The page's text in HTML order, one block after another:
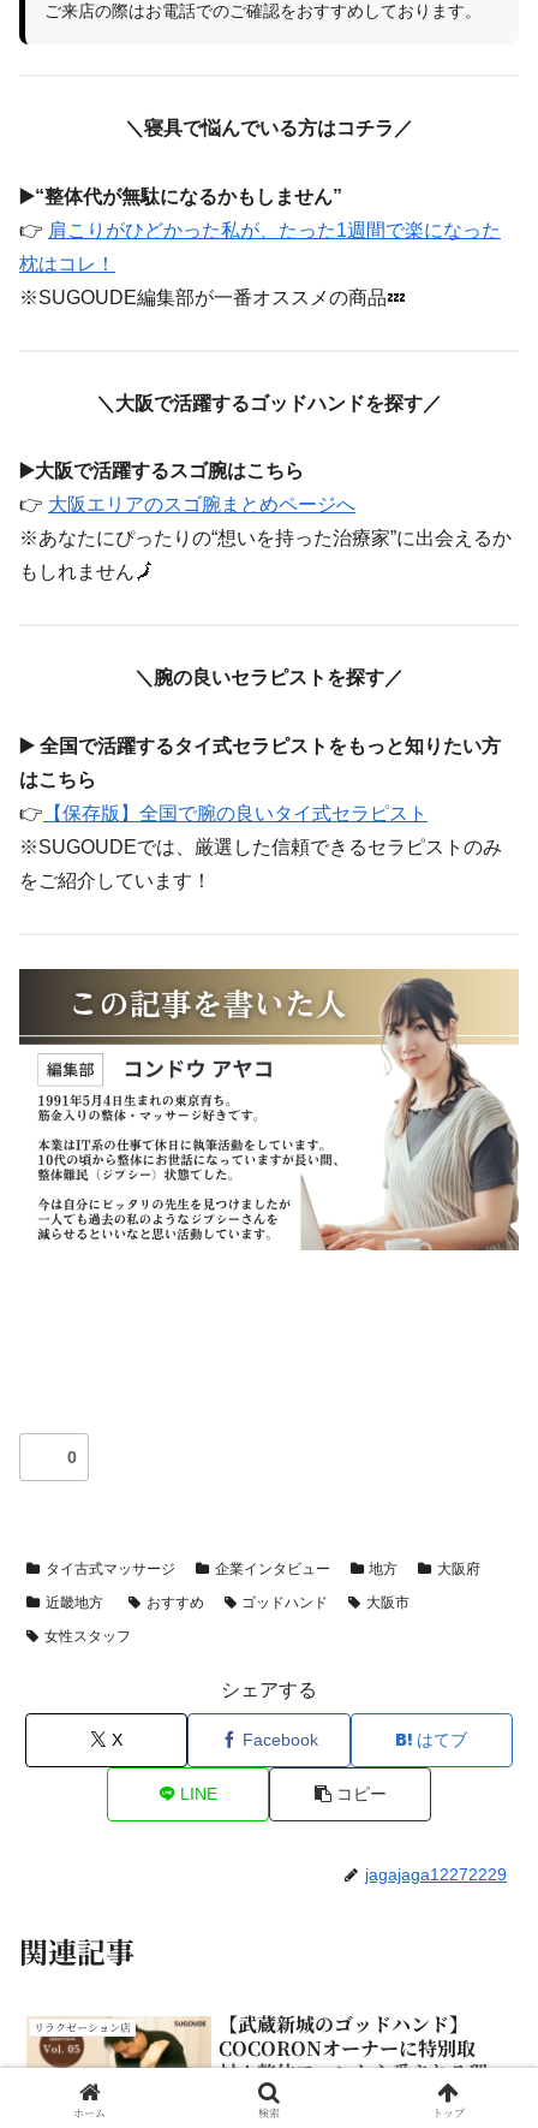
ご来店の際はお電話でのご確認をおすすめしております。
＼寝具で悩んでいる方はコチラ／
▶️“整体代が無駄になるかもしません”
👉 肩こりがひどかった私が、たった1週間で楽になった
枕はコレ！
※SUGOUDE編集部が一番オススメの商品💤
＼大阪で活躍するゴッドハンドを探す／
▶️大阪で活躍するスゴ腕はこちら
👉 大阪エリアのスゴ腕まとめページへ
※あなたにぴったりの“想いを持った治療家”に出会えるか
もしれません🗾
＼腕の良いセラピストを探す／
▶️ 全国で活躍するタイ式セラピストをもっと知りたい方
はこちら
👉 【保存版】全国で腕の良いタイ式セラピスト
※SUGOUDEでは、厳選した信頼できるセラピストのみ
をご紹介しています！
0
タイ古式マッサージ 企業インタビュー 地方
大阪府
近畿地方
おすすめ ゴッドハンド
大阪市
女性スタッフ
シェアする
X Facebook はてブ
LINE コピー
jagajaga12272229
関連記事
リラクゼーション店
【武蔵新城のゴッドハンド】
COCORONオーナーに特別取
材！整体ファンから愛される理由
とは？
武蔵新城でゴッドハンドと噂されるリラ
クゼーションサロンCOCORONオーナー
ホーム 検索 トップ